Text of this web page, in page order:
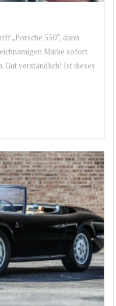
„Porsche 550“, dann
Marke sofort
Gut verständlich! Ist dieses